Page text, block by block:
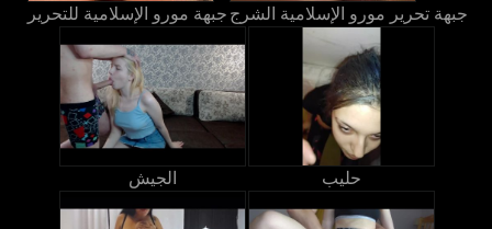
جبهة مورو الإسلامية للتحرير جبهة تحرير مورو الإسلامية الشرج
الجيش حليب